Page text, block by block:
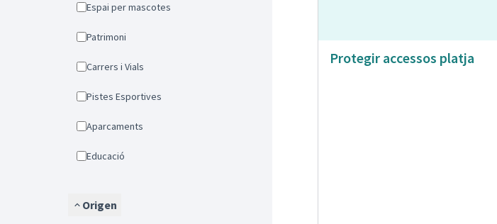
Espai per mascotes
Patrimoni
Carrers i Vials
Pistes Esportives
Aparcaments
Educació
Origen
Protegir accessos platja